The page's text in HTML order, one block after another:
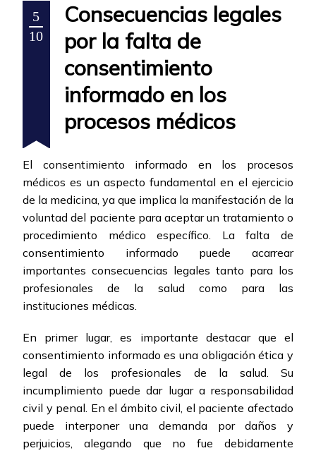
5
10
Consecuencias legales
por la falta de
consentimiento
informado en los
procesos médicos
El consentimiento informado en los procesos
médicos es un aspecto fundamental en el ejercicio
de la medicina, ya que implica la manifestación de la
voluntad del paciente para aceptar un tratamiento o
procedimiento médico específico. La falta de
consentimiento informado puede acarrear
importantes consecuencias legales tanto para los
profesionales de la salud como para las
instituciones médicas.
En primer lugar, es importante destacar que el
consentimiento informado es una obligación ética y
legal de los profesionales de la salud. Su
incumplimiento puede dar lugar a responsabilidad
civil y penal. En el ámbito civil, el paciente afectado
puede interponer una demanda por daños y
perjuicios, alegando que no fue debidamente